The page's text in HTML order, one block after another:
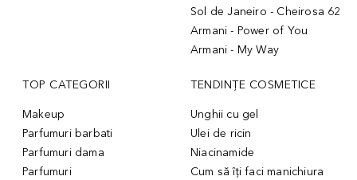
Sol de Janeiro - Cheirosa 62
Armani - Power of You
Armani - My Way
TOP CATEGORII
Makeup
Parfumuri barbati
Parfumuri dama
Parfumuri
TENDINȚE COSMETICE
Unghii cu gel
Ulei de ricin
Niacinamide
Cum să îți faci manichiura